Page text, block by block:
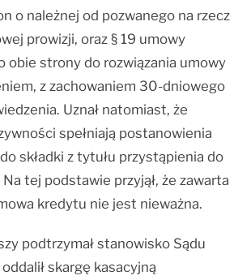
o należnej od pozwanego na rzecz
prowizji, oraz § 19 umowy
obie strony do rozwiązania umowy
z zachowaniem 30-dniowego
Uznał natomiast, że
spełniają postanowienia
składki z tytułu przystąpienia do
tej podstawie przyjął, że zawarta
kredytu nie jest nieważna.
podtrzymał stanowisko Sądu
skargę kasacyjną